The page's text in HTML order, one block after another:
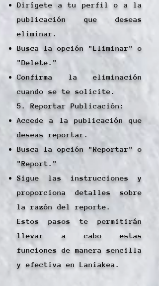
Dirígete a tu perfil o a la
publicación que deseas
eliminar.
Busca la opción "Eliminar" o
"Delete."
Confirma la eliminación
cuando se te solicite.
5. Reportar Publicación:
Accede a la publicación que
deseas reportar.
Busca la opción "Reportar" o
"Report."
Sigue las instrucciones y
proporciona detalles sobre
la razón del reporte.
Estos pasos te permitirán
llevar a cabo estas
funciones de manera sencilla
y efectiva en Laniakea.